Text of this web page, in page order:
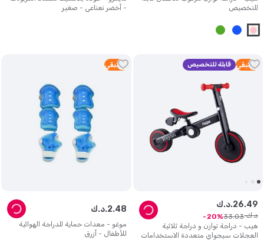
للتخصيص
- أخضر نعناعي - صغير
1 متبقي قابلة للتخصيص
هيب - دراجة توازن و دراجة ثلاثية
العجلات سيجواي متعددة الاستخدامات
د.ك.26.49
د.ك. 33.03
20
1 متبقي
موغو - معدات حماية للدراجة الهوائية
للأطفال - أزرق
د.ك.2.48